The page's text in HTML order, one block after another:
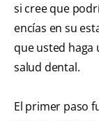
si cree que
encías en su
que usted haga
salud dental.
El primer paso